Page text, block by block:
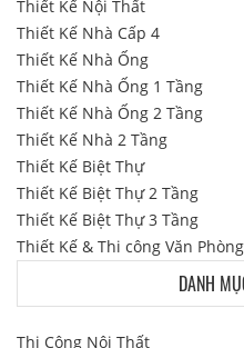
Thiết Kế Nội Thất
Thiết Kế Nhà Cấp 4
Thiết Kế Nhà Ống
Thiết Kế Nhà Ống 1 Tầng
Thiết Kế Nhà Ống 2 Tầng
Thiết Kế Nhà 2 Tầng
Thiết Kế Biệt Thự
Thiết Kế Biệt Thự 2 Tầng
Thiết Kế Biệt Thự 3 Tầng
Thiết Kế & Thi công Văn Phòng
DANH
Thi Công Nội Thất